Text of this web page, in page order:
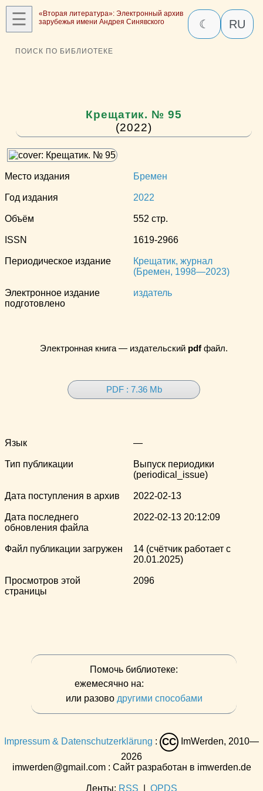
☰
«Вторая литература»: Электронный архив
зарубежья имени Андрея Синявского
☾ RU
ПОИСК ПО БИБЛИОТЕКЕ
Крещатик. № 95
(2022)
Место издания Бремен
Год издания 2022
Объём 552 стр.
ISSN 1619-2966
Периодическое издание
Крещатик, журнал
(Бремен, 1998—2023)
Электронное издание
подготовлено
издатель
Электронная книга — издательский pdf файл.
PDF : 7.36 Mb
Язык —
Тип публикации
Выпуск периодики
(periodical_issue)
Дата поступления в архив 2022-02-13
Дата последнего
обновления файла
2022-02-13 20:12:09
Файл публикации загружен
14 (счётчик работает с
20.01.2025)
Просмотров этой
страницы
2096
Помочь библиотеке:
ежемесячно на:
или разово другими способами
Impressum & Datenschutzerklärung : CC
ImWerden, 2010—
2026
imwerden@gmail.com : Сайт разработан в imwerden.de
Ленты: RSS OPDS